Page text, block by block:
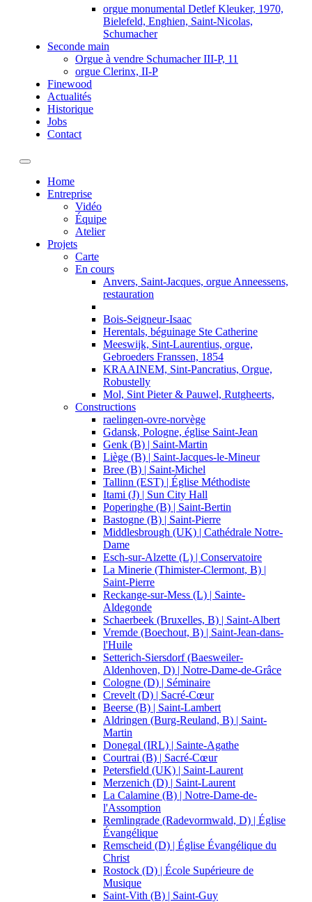
orgue monumental Detlef Kleuker, 1970,
Bielefeld, Enghien, Saint-Nicolas,
Schumacher
Seconde main
Orgue à vendre Schumacher III-P, 11
orgue Clerinx, II-P
Finewood
Actualités
Historique
Jobs
Contact
Toggle navigation
Home
Entreprise
Vidéo
Équipe
Atelier
Projets
Carte
En cours
Anvers, Saint-Jacques, orgue Anneessens,
restauration
Bois-Seigneur-Isaac
Herentals, béguinage Ste Catherine
Meeswijk, Sint-Laurentius, orgue,
Gebroeders Franssen, 1854
KRAAINEM, Sint-Pancratius, Orgue,
Robustelly
Mol, Sint Pieter & Pauwel, Rutgheerts,
Constructions
raelingen-ovre-norvège
Gdansk, Pologne, église Saint-Jean
Genk (B) | Saint-Martin
Liège (B) | Saint-Jacques-le-Mineur
Bree (B) | Saint-Michel
Tallinn (EST) | Église Méthodiste
Itami (J) | Sun City Hall
Poperinghe (B) | Saint-Bertin
Bastogne (B) | Saint-Pierre
Middlesbrough (UK) | Cathédrale Notre-
Dame
Esch-sur-Alzette (L) | Conservatoire
La Minerie (Thimister-Clermont, B) |
Saint-Pierre
Reckange-sur-Mess (L) | Sainte-
Aldegonde
Schaerbeek (Bruxelles, B) | Saint-Albert
Vremde (Boechout, B) | Saint-Jean-dans-
l'Huile
Setterich-Siersdorf (Baesweiler-
Aldenhoven, D) | Notre-Dame-de-Grâce
Cologne (D) | Séminaire
Crevelt (D) | Sacré-Cœur
Beerse (B) | Saint-Lambert
Aldringen (Burg-Reuland, B) | Saint-
Martin
Donegal (IRL) | Sainte-Agathe
Courtrai (B) | Sacré-Cœur
Petersfield (UK) | Saint-Laurent
Merzenich (D) | Saint-Laurent
La Calamine (B) | Notre-Dame-de-
l'Assomption
Remlingrade (Radevormwald, D) | Église
Évangélique
Remscheid (D) | Église Évangélique du
Christ
Rostock (D) | École Supérieure de
Musique
Saint-Vith (B) | Saint-Guy